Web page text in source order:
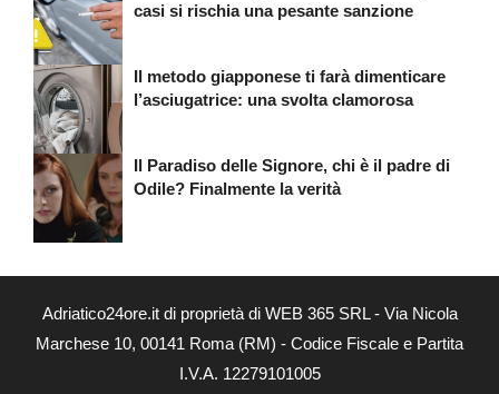
casi si rischia una pesante sanzione
Il metodo giapponese ti farà dimenticare
l’asciugatrice: una svolta clamorosa
Il Paradiso delle Signore, chi è il padre di
Odile? Finalmente la verità
Adriatico24ore.it di proprietà di WEB 365 SRL - Via Nicola
Marchese 10, 00141 Roma (RM) - Codice Fiscale e Partita
I.V.A. 12279101005